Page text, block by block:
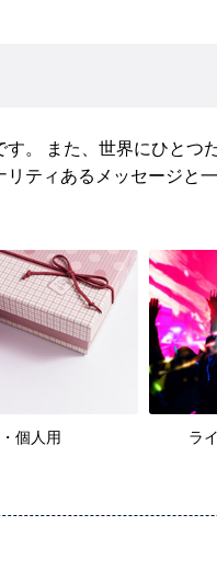
。 また、世界にひとつ
ティあるメッセージと
個人用 ラ